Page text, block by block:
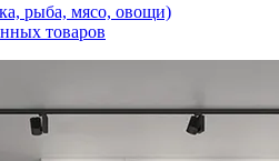
рыба, мясо, овощи)
товаров